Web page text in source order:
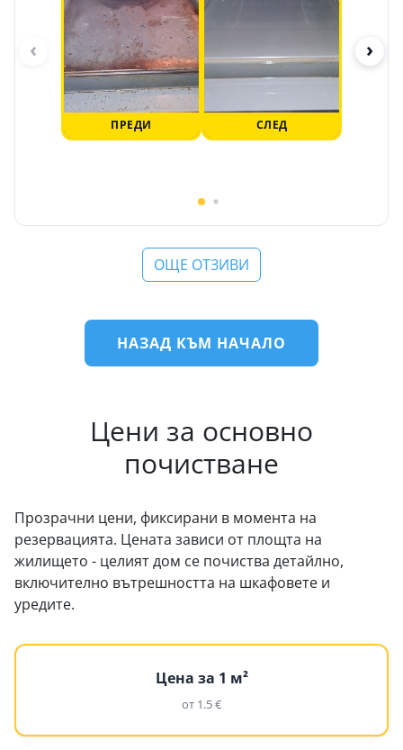
ПРЕДИ СЛЕД
‹ ›
ОЩЕ ОТЗИВИ
НАЗАД КЪМ НАЧАЛО
Цени за основно
почистване
Прозрачни цени, фиксирани в момента на
резервацията. Цената зависи от площта на
жилището - целият дом се почиства детайлно,
включително вътрешността на шкафовете и
уредите.
Цена за 1 м²
от 1.5 €